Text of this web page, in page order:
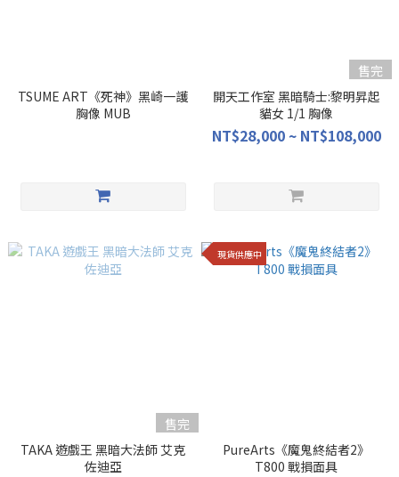
TSUME ART《死神》黑崎一護
胸像 MUB
售完
開天工作室 黑暗騎士:黎明昇起
貓女 1/1 胸像
NT$28,000 ~ NT$108,000
售完
TAKA 遊戲王 黑暗大法師 艾克
佐迪亞
現貨供應中
PureArts《魔鬼終結者2》
T800 戰損面具